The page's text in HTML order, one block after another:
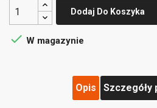
Zaloguj się
Dodaj Do Koszyka
 W magazynie
Opis Szczegóły